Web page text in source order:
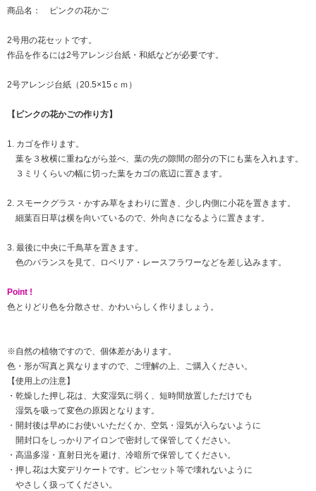
商品名： ピンクの花かご
2号用の花セットです。
作品を作るには2号アレンジ台紙・和紙などが必要です。
2号アレンジ台紙（20.5×15ｃｍ）
【ピンクの花かごの作り方】
1. カゴを作ります。
葉を３枚横に重ねながら並べ、葉の先の隙間の部分の下にも葉を入れます。
３ミリくらいの幅に切った葉をカゴの底辺に置きます。
2. スモークグラス・かすみ草をまわりに置き、少し内側に小花を置きます。
細葉百日草は横を向いているので、外向きになるように置きます。
3. 最後に中央に千鳥草を置きます。
色のバランスを見て、ロベリア・レースフラワーなどを差し込みます。
Point !
色とりどり色を分散させ、かわいらしく作りましょう。
※自然の植物ですので、個体差があります。
色・形が写真と異なりますので、ご理解の上、ご購入ください。
【使用上の注意】
・乾燥した押し花は、大変湿気に弱く、短時間放置しただけでも
湿気を吸って変色の原因となります。
・開封後は早めにお使いいただくか、空気・湿気が入らないように
開封口をしっかりアイロンで密封して保管してください。
・高温多湿・直射日光を避け、冷暗所で保管してください。
・押し花は大変デリケートです。ピンセット等で壊れないように
やさしく扱ってください。